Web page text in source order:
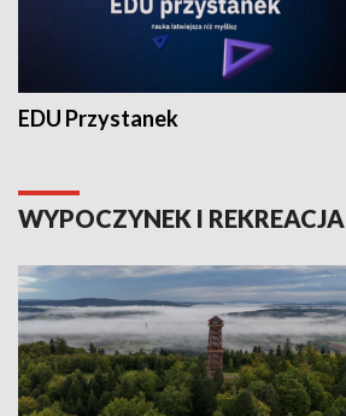
EDU Przystanek
WYPOCZYNEK I REKREACJA